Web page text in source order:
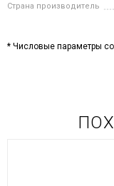
Страна производитель
* Числовые параметры